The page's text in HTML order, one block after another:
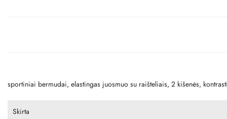
sportiniai bermudai, elastingas juosmuo su raišteliais, 2 kišenės,
Skirta